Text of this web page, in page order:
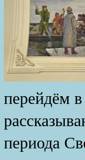
перейдём
периода